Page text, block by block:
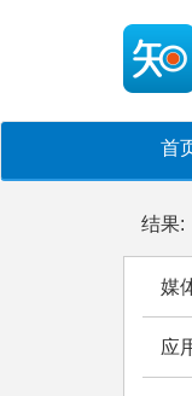
首
结果:
媒
应